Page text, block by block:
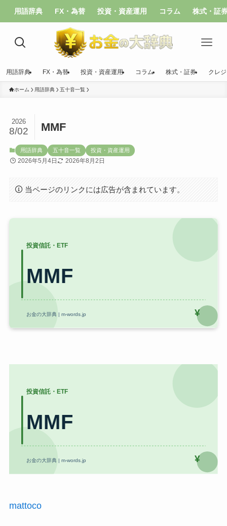
用語辞典 FX・為替 投資・資産運用 コラム 株式・証
用語辞典 FX・為替 投資・資産運用 コラム 株式・証券 クレ
ホーム 用語辞典 五十音一覧
MMF
2026
8/02
用語辞典 五十音一覧 投資・資産運用
2026年5月4日 2026年8月2日
当ページのリンクには広告が含まれています。
mattoco